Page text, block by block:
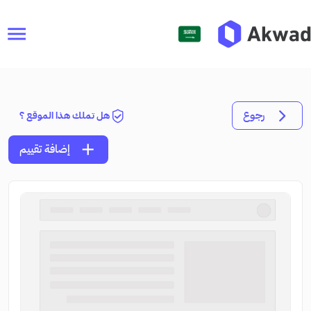
menu
رجوع هل تملك هذا الموقع ؟
add إضافة تقييم